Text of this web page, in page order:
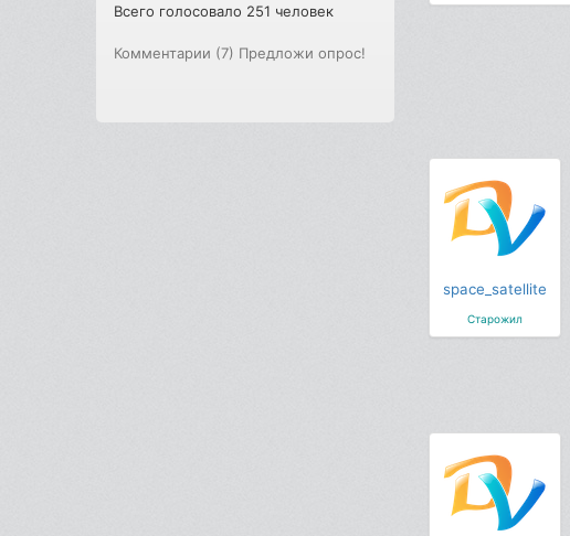
Всего голосовало 251 человек
Комментарии (7) Предложи опрос!
space_satellite
Старожил